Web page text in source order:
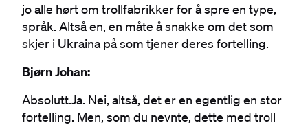
jo alle hørt om trollfabrikker for å spre en type,
språk. Altså en, en måte å snakke om det som
skjer i Ukraina på som tjener deres fortelling.
Bjørn Johan:
Absolutt.Ja. Nei, altså, det er en egentlig en stor
fortelling. Men, som du nevnte, dette med troll